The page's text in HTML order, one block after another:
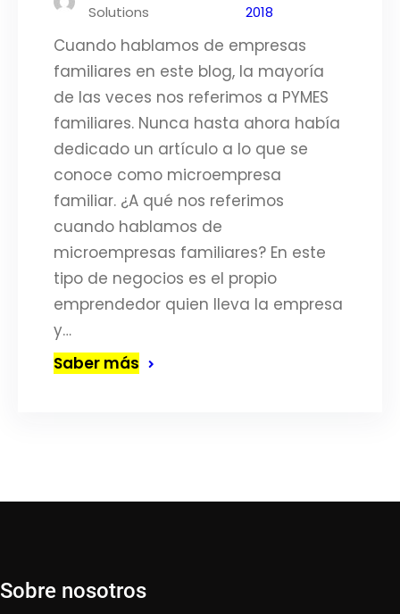
Solutions
2018
Cuando hablamos de empresas
familiares en este blog, la mayoría
de las veces nos referimos a PYMES
familiares. Nunca hasta ahora había
dedicado un artículo a lo que se
conoce como microempresa
familiar. ¿A qué nos referimos
cuando hablamos de
microempresas familiares? En este
tipo de negocios es el propio
emprendedor quien lleva la empresa
y…
Saber más
Sobre nosotros